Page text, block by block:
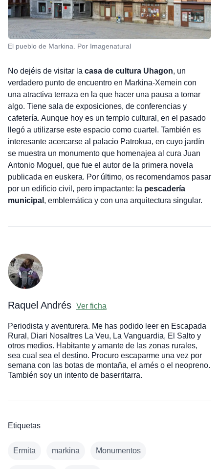
El pueblo de Markina. Por Imagenatural
No dejéis de visitar la casa de cultura Uhagon, un
verdadero punto de encuentro en Markina-Xemein con
una atractiva terraza en la que hacer una pausa a tomar
algo. Tiene sala de exposiciones, de conferencias y
cafetería. Aunque hoy es un templo cultural, en el pasado
llegó a utilizarse este espacio como cuartel. También es
interesante acercarse al palacio Patrokua, en cuyo jardín
se muestra un monumento que homenajea al cura Juan
Antonio Moguel, que fue el autor de la primera novela
publicada en euskera. Por último, os recomendamos pasar
por un edificio civil, pero impactante: la pescadería
municipal , emblemática y con una arquitectura singular.
Raquel Andrés Ver ficha
Periodista y aventurera. Me has podido leer en Escapada
Rural, Diari Nosaltres La Veu, La Vanguardia, El Salto y
otros medios. Habitante y amante de las zonas rurales,
sea cual sea el destino. Procuro escaparme una vez por
semana con las botas de montaña, el arnés o el neopreno.
También soy un intento de baserritarra.
Etiquetas
Ermita markina Monumentos